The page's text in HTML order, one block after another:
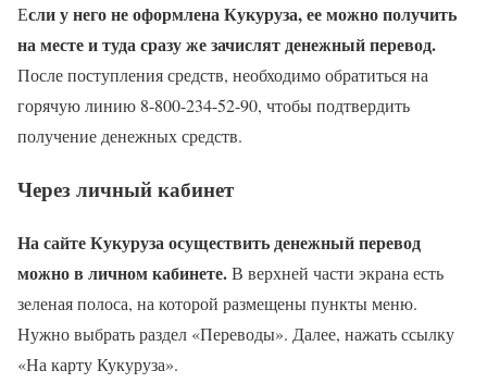
Если у него не оформлена Кукуруза, ее можно получить
на месте и туда сразу же зачислят денежный перевод.
После поступления средств, необходимо обратиться на
горячую линию 8-800-234-52-90, чтобы подтвердить
получение денежных средств.
Через личный кабинет
На сайте Кукуруза осуществить денежный перевод
можно в личном кабинете.В верхней части экрана есть
зеленая полоса, на которой размещены пункты меню.
Нужно выбрать раздел «Переводы». Далее, нажать ссылку
«На карту Кукуруза».